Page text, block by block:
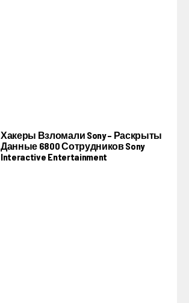
Хакеры Взломали Sony – Раскрыты
Данные 6800 Сотрудников Sony
Interactive Entertainment